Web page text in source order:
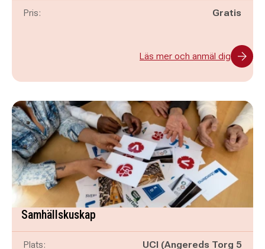
Pris: Gratis
Läs mer och anmäl dig
Samhällskuskap
Plats:
UCI (Angereds Torg 5